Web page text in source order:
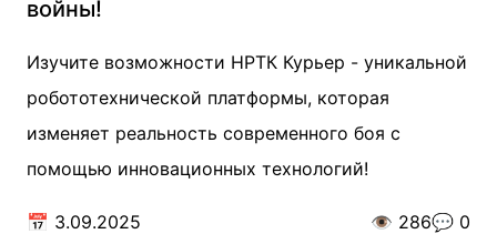
войны!
Изучите возможности НРТК Курьер - уникальной
робототехнической платформы, которая
изменяет реальность современного боя с
помощью инновационных технологий!
📅 3.09.2025 👁️ 286💬 0